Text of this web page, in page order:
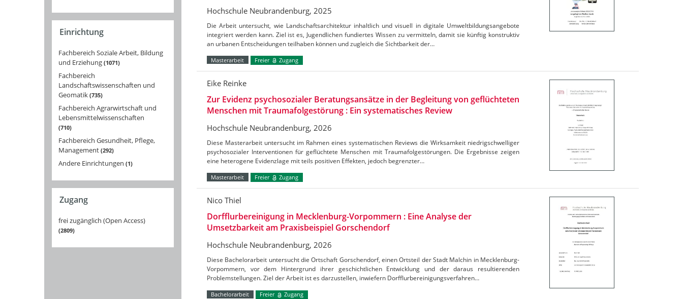
Einrichtung
Fachbereich Soziale Arbeit, Bildung
und Erziehung 1071
Fachbereich
Landschaftswissenschaften und
Geomatik 735
Fachbereich Agrarwirtschaft und
Lebensmittelwissenschaften
710
Fachbereich Gesundheit, Pflege,
Management 292
Andere Einrichtungen 1
Zugang
frei zugänglich (Open Access)
2809
Hochschule Neubrandenburg, 2025
Die Arbeit untersucht, wie Landschaftsarchitektur inhaltlich und visuell in digitale Umweltbildungsangebote
integriert werden kann. Ziel ist es, Jugendlichen fundiertes Wissen zu vermitteln, damit sie künftig konstruktiv
an urbanen Entscheidungen teilhaben können und zugleich die Sichtbarkeit der…
Masterarbeit Freier Zugang
Eike Reinke
Zur Evidenz psychosozialer Beratungsansätze in der Begleitung von geflüchteten
Menschen mit Traumafolgestörung : Ein systematisches Review
Hochschule Neubrandenburg, 2026
Diese Masterarbeit untersucht im Rahmen eines systematischen Reviews die Wirksamkeit niedrigschwelliger
psychosozialer Interventionen für geflüchtete Menschen mit Traumafolgestörungen. Die Ergebnisse zeigen
eine heterogene Evidenzlage mit teils positiven Effekten, jedoch begrenzter…
Masterarbeit Freier Zugang
Nico Thiel
Dorfflurbereinigung in Mecklenburg-Vorpommern : Eine Analyse der
Umsetzbarkeit am Praxisbeispiel Gorschendorf
Hochschule Neubrandenburg, 2026
Diese Bachelorarbeit untersucht die Ortschaft Gorschendorf, einen Ortsteil der Stadt Malchin in Mecklenburg-
Vorpommern, vor dem Hintergrund ihrer geschichtlichen Entwicklung und der daraus resultierenden
Problemstellungen. Ziel der Arbeit ist es darzustellen, inwiefern Dorfflurbereinigungsverfahren…
Bachelorarbeit Freier Zugang